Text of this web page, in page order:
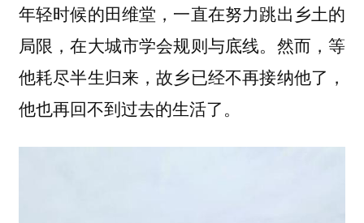
年轻时候的田维堂，一直在努力跳出乡土的
局限，在大城市学会规则与底线。然而，等
他耗尽半生归来，故乡已经不再接纳他了，
他也再回不到过去的生活了。